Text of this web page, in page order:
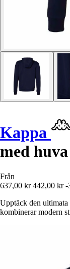
Kappa
med
Från
637,00 kr 442,00 kr -
Upptäck den
kombinerar modern